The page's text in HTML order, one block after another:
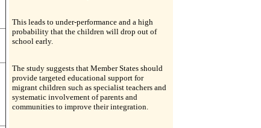
This leads to under-performance and a high
probability that the children will drop out of
school early.
The study suggests that Member States should
provide targeted educational support for
migrant children such as specialist teachers and
systematic involvement of parents and
communities to improve their integration.